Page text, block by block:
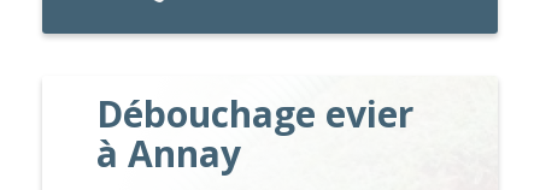
Débouchage evier
à Annay